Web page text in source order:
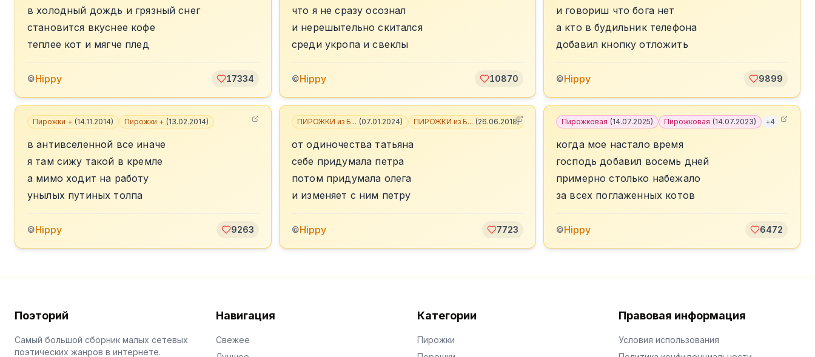
в холодный дождь и грязный снег
становится вкуснее кофе
теплее кот и мягче плед
©Hippy 17334
что я не сразу осознал
и нерешытельно скитался
среди укропа и свеклы
©Hippy 10870
и говориш что бога нет
а кто в будильник телефона
добавил кнопку отложить
©Hippy 9899
Пирожки + (14.11.2014) Пирожки + (13.02.2014)
в антивселенной все иначе
я там сижу такой в кремле
а мимо ходит на работу
унылых путиных толпа
©Hippy 9263
ПИРОЖКИ из Б... (07.01.2024) ПИРОЖКИ из Б... (26.06.2018)
от одиночества татьяна
себе придумала петра
потом придумала олега
и изменяет с ним петру
©Hippy 7723
Пирожковая (14.07.2025) Пирожковая (14.07.2023) +4
когда мое настало время
господь добавил восемь дней
примерно столько набежало
за всех поглаженных котов
©Hippy 6472
Поэторий
Самый большой сборник малых сетевых
поэтических жанров в интернете.
Навигация
Свежее
Категории
Пирожки
Правовая информация
Условия использования